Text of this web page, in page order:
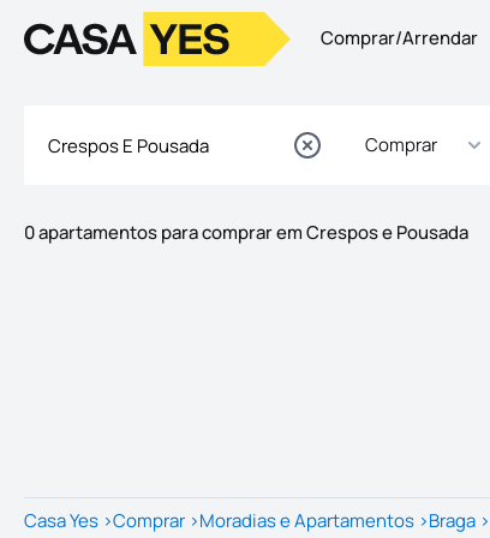
LogoIr para a homepage Comprar/Arrendar
Comprar
0 apartamentos para comprar em Crespos e Pousada
Casa Yes >Comprar >Moradias e Apartamentos >Braga >